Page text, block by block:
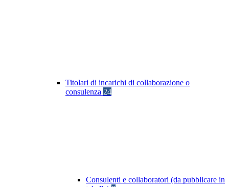
Titolari di incarichi di collaborazione o
consulenza 24
Consulenti e collaboratori (da pubblicare in